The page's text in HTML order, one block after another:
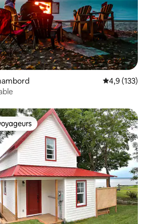
Évaluation
4,9 (133)
les plus appréciés